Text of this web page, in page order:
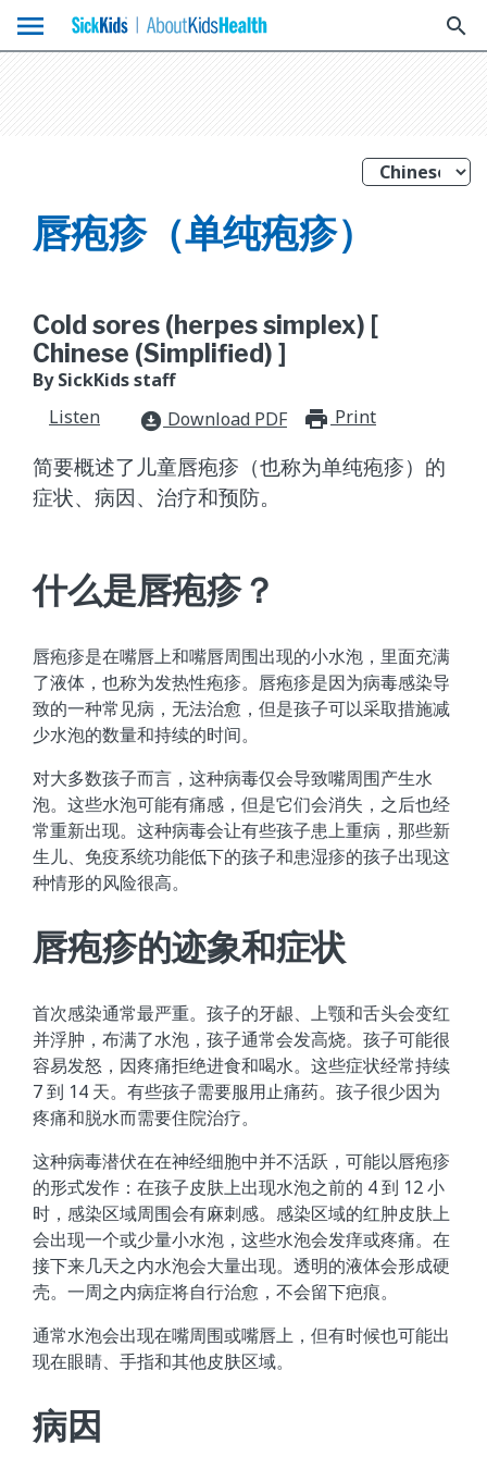
menu search
唇疱疹（单纯疱疹）
Cold sores (herpes simplex) [
Chinese (Simplified) ]
By SickKids staff
Listen
download_for_offline Download PDF Print
简要概述了儿童唇疱疹（也称为单纯疱疹）的
症状、病因、治疗和预防。
什么是唇疱疹？
唇疱疹是在嘴唇上和嘴唇周围出现的小水泡，里面充满
了液体，也称为发热性疱疹。唇疱疹是因为病毒感染导
致的一种常见病，无法治愈，但是孩子可以采取措施减
少水泡的数量和持续的时间。
对大多数孩子而言，这种病毒仅会导致嘴周围产生水
泡。这些水泡可能有痛感，但是它们会消失，之后也经
常重新出现。这种病毒会让有些孩子患上重病，那些新
生儿、免疫系统功能低下的孩子和患湿疹的孩子出现这
种情形的风险很高。
唇疱疹的迹象和症状
首次感染通常最严重。孩子的牙龈、上颚和舌头会变红
并浮肿，布满了水泡，孩子通常会发高烧。孩子可能很
容易发怒，因疼痛拒绝进食和喝水。这些症状经常持续
7 到 14 天。有些孩子需要服用止痛药。孩子很少因为
疼痛和脱水而需要住院治疗。
这种病毒潜伏在在神经细胞中并不活跃，可能以唇疱疹
的形式发作：在孩子皮肤上出现水泡之前的 4 到 12 小
时，感染区域周围会有麻刺感。感染区域的红肿皮肤上
会出现一个或少量小水泡，这些水泡会发痒或疼痛。在
接下来几天之内水泡会大量出现。透明的液体会形成硬
壳。一周之内病症将自行治愈，不会留下疤痕。
通常水泡会出现在嘴周围或嘴唇上，但有时候也可能出
现在眼睛、手指和其他皮肤区域。
病因